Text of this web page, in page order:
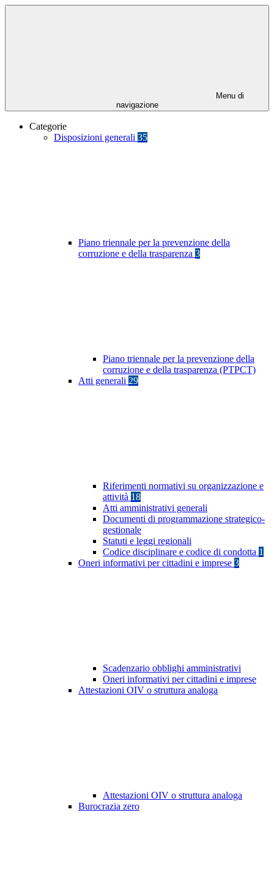
Menu di
navigazione
Categorie
Disposizioni generali 35
Piano triennale per la prevenzione della
corruzione e della trasparenza 3
Piano triennale per la prevenzione della
corruzione e della trasparenza (PTPCT)
Atti generali 29
Riferimenti normativi su organizzazione e
attività 18
Atti amministrativi generali
Documenti di programmazione strategico-
gestionale
Statuti e leggi regionali
Codice disciplinare e codice di condotta 1
Oneri informativi per cittadini e imprese 3
Scadenzario obblighi amministrativi
Oneri informativi per cittadini e imprese
Attestazioni OIV o struttura analoga
Attestazioni OIV o struttura analoga
Burocrazia zero